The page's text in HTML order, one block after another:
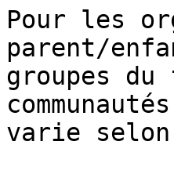
Pour les
parent/
groupes
varie